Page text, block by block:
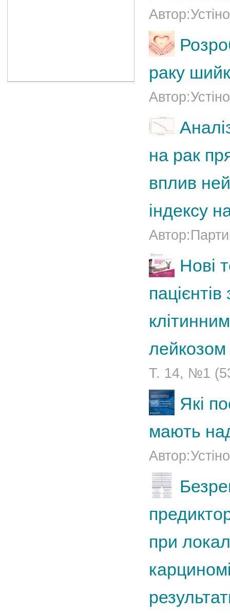
раку
на рак
вплив
індексу
Нові
лейкозом
Т. 14, №1
Які
мають
при